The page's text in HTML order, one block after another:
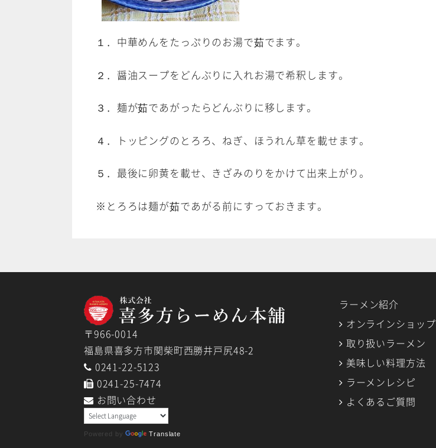
１．中華めんをたっぷりのお湯で茹でます。
２．醤油スープをどんぶりに入れお湯で希釈します。
３．麺が茹であがったらどんぶりに移します。
４．トッピングのとろろ、ねぎ、ほうれん草を載せます。
５．最後に卵黄を載せ、きざみのりをかけて出来上がり。
※とろろは麺が茹であがる前にすっておきます。
〒966-0014
福島県喜多方市関柴町西勝井戸尻48-2
0241-22-5123
0241-25-7474
お問い合わせ
Powered by Translate
ラーメン紹介
オンラインショップ
取り扱いラーメン
美味しい料理方法
ラーメンレシピ
よくあるご質問